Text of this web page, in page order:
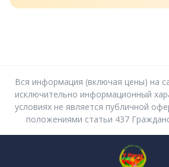
Вся информация (включая цены) на
исключительно информационный
условиях не является публичной
положениями статьи 437